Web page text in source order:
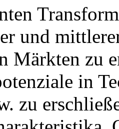
und
Märkten zu
in
zu